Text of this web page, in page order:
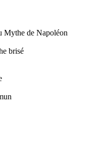
Mythe de Napoléon
brisé